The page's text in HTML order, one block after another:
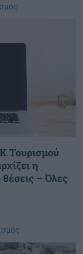
Τουρισμού
η
– Όλες